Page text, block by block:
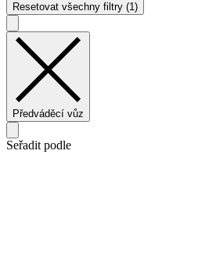
Resetovat všechny filtry (1)
Předváděcí vůz
Seřadit podle